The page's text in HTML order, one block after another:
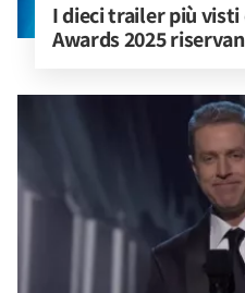
I dieci trailer più visti
Awards 2025